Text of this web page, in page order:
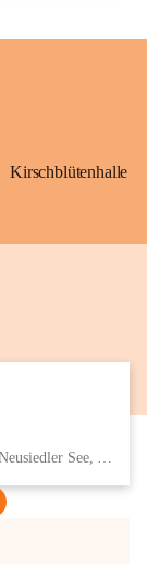
Kirschblütenhalle
Eisenstädter Straße 18, 7091 Breitenbrunn am Neusiedler See, AUT